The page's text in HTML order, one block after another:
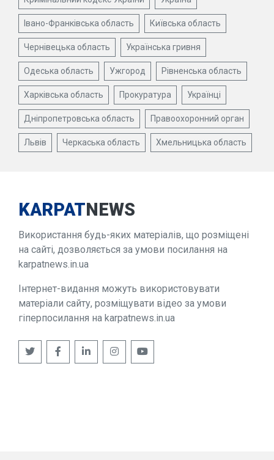
Івано-Франківська область Київська область
Чернівецька область Українська гривня
Одеська область Ужгород Рівненська область
Харківська область Прокуратура Українці
Дніпропетровська область Правоохоронний орган
Львів Черкаська область Хмельницька область
KARPATNEWS
Використання будь-яких матеріалів, що розміщені
на сайті, дозволяється за умови посилання на
karpatnews.in.ua
Інтернет-видання можуть використовувати
матеріали сайту, розміщувати відео за умови
гіперпосилання на karpatnews.in.ua